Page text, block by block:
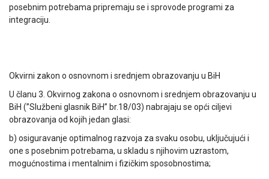
posebnim potrebama pripremaju se i sprovode programi za
integraciju.
Okvirni zakon o osnovnom i srednjem obrazovanju u BiH
U članu 3. Okvirnog zakona o osnovnom i srednjem obrazovanju u
BiH (”Službeni glasnik BiH” br.18/03) nabrajaju se opći ciljevi
obrazovanja od kojih jedan glasi:
b) osiguravanje optimalnog razvoja za svaku osobu, uključujući i
one s posebnim potrebama, u skladu s njihovim uzrastom,
mogućnostima i mentalnim i fizičkim sposobnostima;